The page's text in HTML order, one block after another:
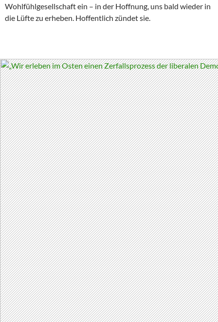
Wohlfühlgesellschaft ein – in der Hoffnung, uns bald wieder in
die Lüfte zu erheben. Hoffentlich zündet sie.